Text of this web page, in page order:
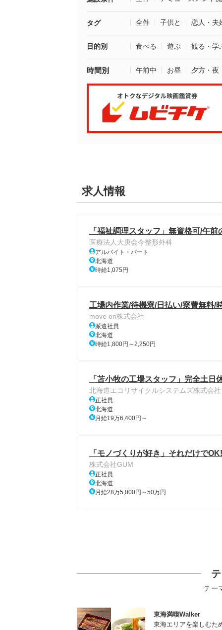
タグ 全件 子供と 恋人・夫
目的別 食べる 遊ぶ 観る・学
時間別 午前中 お昼 夕方・夜
求人情報
「福祉調理スタッフ」無資格可/午前
医療法人大庚会今整形外科
アルバイト・パート
北海道
時給1,075円
工場内作業/待機寮/日払い/寮費無料/
move on株式会社
派遣社員
北海道
時給1,800円～2,250円
「苫小牧の工場スタッフ」完全土
北海道エコリサイクルシステムズ株式会社
正社員
北海道
月給19万6,400円～
「モノづくりが好き」それだけで
株式会社GUM
正社員
北海道
月給28万5,000円～50万円
テー
東海満喫Walker
東海エリアを楽しむた